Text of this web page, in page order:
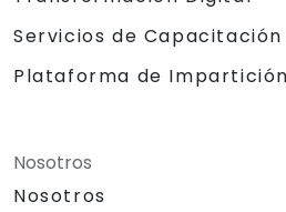
Servicios de
Plataforma de
Nosotros
Nosotros